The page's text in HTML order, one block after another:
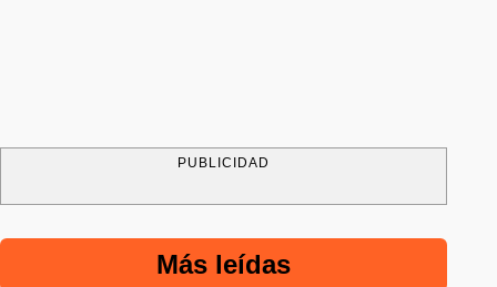
PUBLICIDAD
Más leídas